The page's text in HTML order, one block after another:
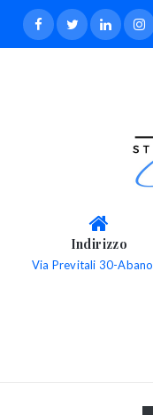
Indirizzo
Via Previtali 30-